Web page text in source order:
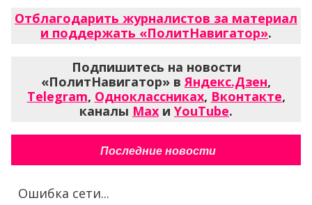
Отблагодарить журналистов за материал
и поддержать «ПолитНавигатор».
Подпишитесь на новости
«ПолитНавигатор» вЯндекс.Дзен,
Telegram, Одноклассниках, Вконтакте,
каналы Max и YouTube.
Последние новости
Ошибка сети...